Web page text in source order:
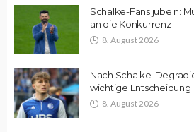
Schalke-Fans jubeln:
an die Konkurrenz
8. August 2026
Nach Schalke-
wichtige Entscheidung
8. August 2026